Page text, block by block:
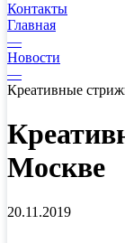
Контакты
Главная
—
Новости
—
Креативные
Москве
20.11.2019